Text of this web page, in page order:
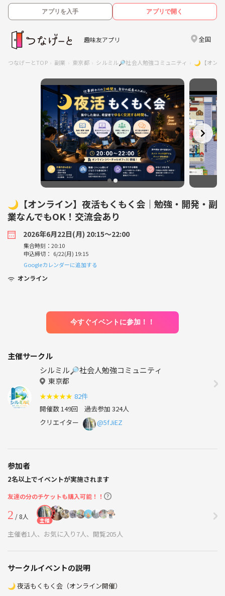
アプリを入手 アプリで開く
趣味友アプリ 全国
つなげーとTOP 副業 東京都 シルミル🔎社会人勉強コミュニティ 🌙【オンラ
🌙【オンライン】夜活もくもく会｜勉強・開発・副
業なんでもOK！交流会あり
2026年6月22日(月) 20:15〜22:00
集合時刻：20:10
申込締切： 6/22(月) 19:15
Googleカレンダーに追加する
オンライン
今すぐイベントに参加！！
主催サークル
シルミル🔎社会人勉強コミュニティ
東京都
★★★★★ 82件
開催数 149回 過去参加 324人
クリエイター
@5fJiEZ
参加者
2名以上でイベントが実施されます
友達の分のチケットも購入可能！！
2 / 8人 主催
主催者1人、お気に入り7人、閲覧205人
サークルイベントの説明
🌙 夜活もくもく会（オンライン開催）